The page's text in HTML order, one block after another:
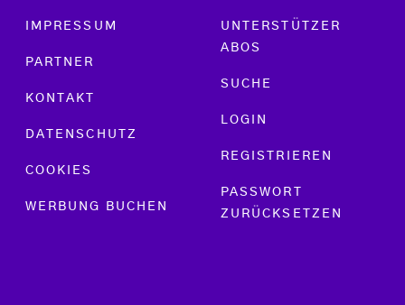
Footer menu
IMPRESSUM
PARTNER
KONTAKT
DATENSCHUTZ
COOKIES
WERBUNG BUCHEN
UNTERSTÜTZER
ABOS
SUCHE
LOGIN
REGISTRIEREN
PASSWORT
ZURÜCKSETZEN